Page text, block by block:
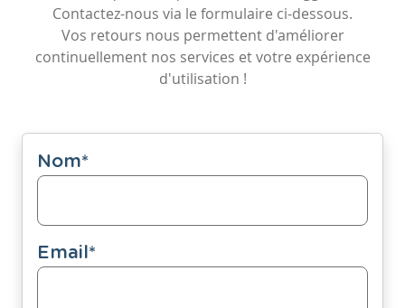
Contactez-nous via le formulaire ci-dessous.
Vos retours nous permettent d'améliorer
continuellement nos services et votre expérience
d'utilisation !
Nom*
Email*